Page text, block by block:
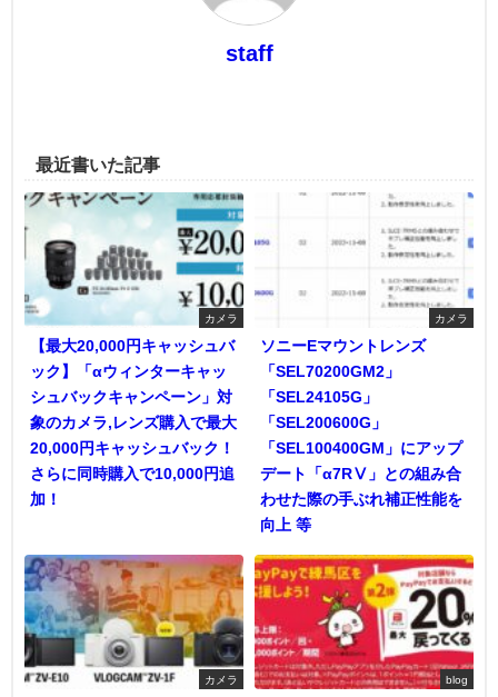
staff
最近書いた記事
カメラ
【最大20,000円キャッシュバ
ック】「αウィンターキャッ
シュバックキャンペーン」対
象のカメラ,レンズ購入で最大
20,000円キャッシュバック！
さらに同時購入で10,000円追
加！
カメラ
ソニーEマウントレンズ
「SEL70200GM2」
「SEL24105G」
「SEL200600G」
「SEL100400GM」にアップ
デート「α7RⅤ」との組み合
わせた際の手ぶれ補正性能を
向上 等
カメラ blog